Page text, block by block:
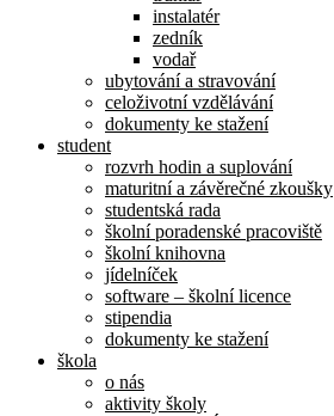
instalatér
zedník
vodař
ubytování a stravování
celoživotní vzdělávání
dokumenty ke stažení
student
rozvrh hodin a suplování
maturitní a závěrečné zkoušky
studentská rada
školní poradenské pracoviště
školní knihovna
jídelníček
software – školní licence
stipendia
dokumenty ke stažení
škola
o nás
aktivity školy